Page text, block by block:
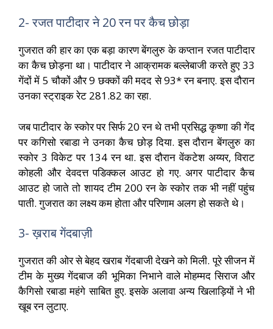
2- रजत पाटीदार ने 20 रन पर कैच छोड़ा
गुजरात की हार का एक बड़ा कारण बेंगलुरु के कप्तान रजत पाटीदार
का कैच छोड़ना था। पाटीदार ने आक्रामक बल्लेबाजी करते हुए 33
गेंदों में 5 चौकों और 9 छक्कों की मदद से 93* रन बनाए. इस दौरान
उनका स्ट्राइक रेट 281.82 का रहा.
जब पाटीदार के स्कोर पर सिर्फ 20 रन थे तभी प्रसिद्ध कृष्णा की गेंद
पर कगिसो रबाडा ने उनका कैच छोड़ दिया. इस दौरान बेंगलुरु का
स्कोर 3 विकेट पर 134 रन था. इस दौरान वेंकटेश अय्यर, विराट
कोहली और देवदत्त पडिक्कल आउट हो गए. अगर पाटीदार कैच
आउट हो जाते तो शायद टीम 200 रन के स्कोर तक भी नहीं पहुंच
पाती. गुजरात का लक्ष्य कम होता और परिणाम अलग हो सकते थे।
3- ख़राब गेंदबाज़ी
गुजरात की ओर से बेहद खराब गेंदबाजी देखने को मिली. पूरे सीजन में
टीम के मुख्य गेंदबाज की भूमिका निभाने वाले मोहम्मद सिराज और
कैगिसो रबाडा महंगे साबित हुए. इसके अलावा अन्य खिलाड़ियों ने भी
खूब रन लुटाए.